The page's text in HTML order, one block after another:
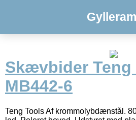
Skævbider Teng
MB442-6
Teng Tools Af krommolybdænstål.